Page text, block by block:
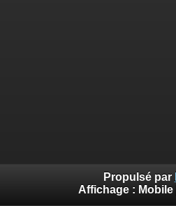
Propulsé par
Affichage : Mobile